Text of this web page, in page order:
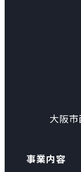
大阪
事業内容